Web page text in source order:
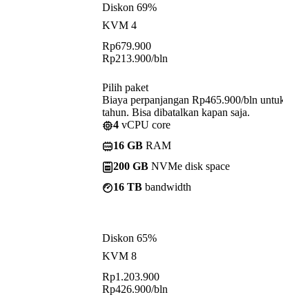
Diskon 69%
KVM 4
Rp679.900
Rp213.900/bln
Pilih paket
Biaya perpanjangan Rp465.900/bln
tahun. Bisa dibatalkan kapan saja.
4 vCPU core
16 GB RAM
200 GB NVMe disk space
16 TB bandwidth
Diskon 65%
KVM 8
Rp1.203.900
Rp426.900/bln